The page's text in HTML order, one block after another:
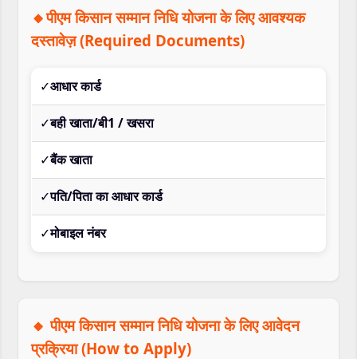
🔸पीएम किसान सम्मान निधि योजना के लिए आवश्यक
दस्तावेज़ (Required Documents)
✓आधार कार्ड
✓बही खाता/बी1 / खसरा
✓बैंक खाता
✓पति/पिता का आधार कार्ड
✓मोबाइल नंबर
🔸 पीएम किसान सम्मान निधि योजना के लिए आवेदन
प्रक्रिया (How to Apply)